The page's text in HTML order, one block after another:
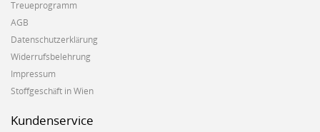
Treueprogramm
AGB
Datenschutzerklärung
Widerrufsbelehrung
Impressum
Stoffgeschäft in Wien
Kundenservice